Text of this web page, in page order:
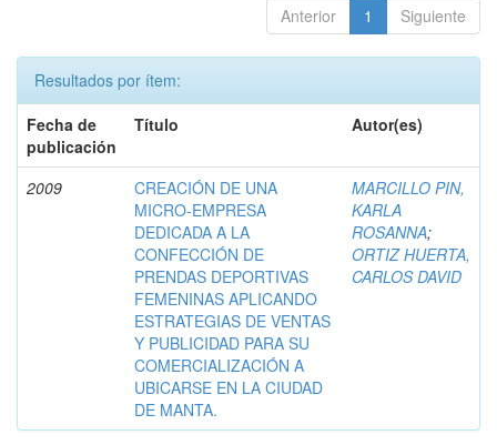
Anterior 1 Siguiente
Resultados por ítem:
Fecha de
publicación
Título Autor(es)
2009
CREACIÓN DE UNA
MICRO-EMPRESA
DEDICADA A LA
CONFECCIÓN DE
PRENDAS DEPORTIVAS
FEMENINAS APLICANDO
ESTRATEGIAS DE VENTAS
Y PUBLICIDAD PARA SU
COMERCIALIZACIÓN A
UBICARSE EN LA CIUDAD
DE MANTA.
MARCILLO PIN,
KARLA
ROSANNA;
ORTIZ HUERTA,
CARLOS DAVID